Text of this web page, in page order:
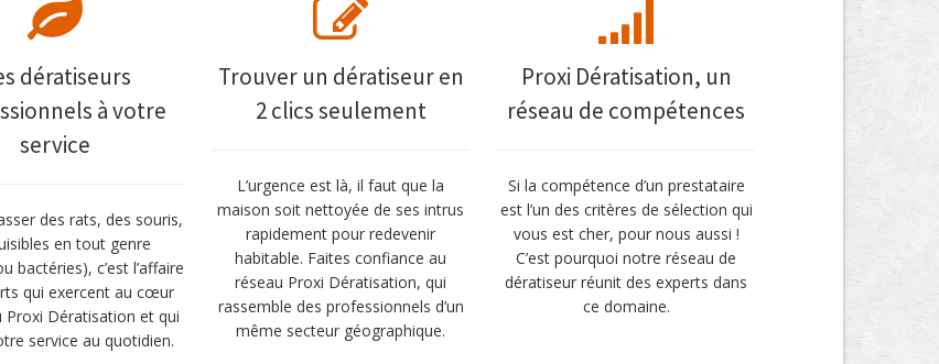
dératiseurs
à votre
service
des rats, des souris,
en tout genre
bactéries), c’est l’affaire
qui exercent au cœur
Proxi Dératisation et qui
service au quotidien.
Trouver un dératiseur en
2 clics seulement
L’urgence est là, il faut que la
maison soit nettoyée de ses intrus
rapidement pour redevenir
habitable. Faites confiance au
réseau Proxi Dératisation, qui
rassemble des professionnels d’un
même secteur géographique.
Proxi Dératisation, un
réseau de compétences
Si la compétence d’un prestataire
est l’un des critères de sélection qui
vous est cher, pour nous aussi !
C’est pourquoi notre réseau de
dératiseur réunit des experts dans
ce domaine.